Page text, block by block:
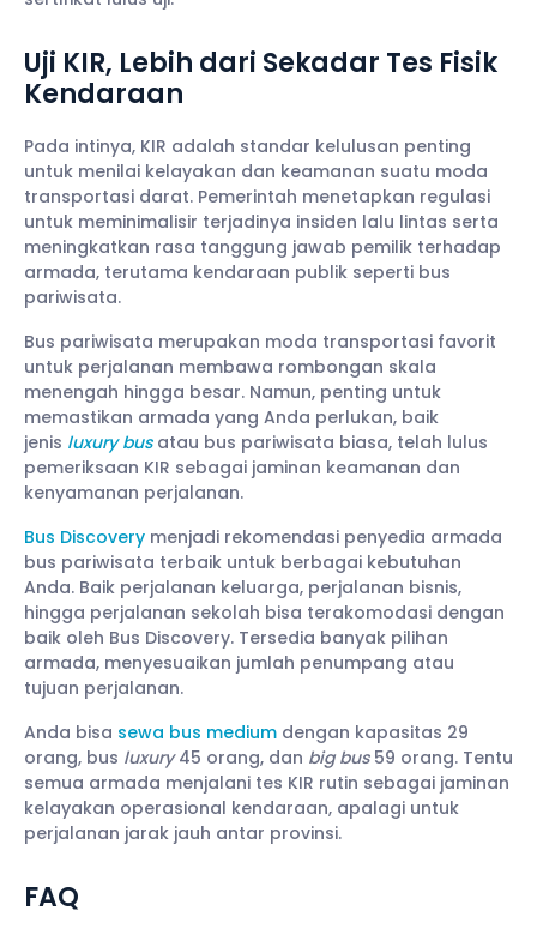
Uji KIR, Lebih dari Sekadar Tes Fisik
Kendaraan
Pada intinya, KIR adalah standar kelulusan penting
untuk menilai kelayakan dan keamanan suatu moda
transportasi darat. Pemerintah menetapkan regulasi
untuk meminimalisir terjadinya insiden lalu lintas serta
meningkatkan rasa tanggung jawab pemilik terhadap
armada, terutama kendaraan publik seperti bus
pariwisata.
Bus pariwisata merupakan moda transportasi favorit
untuk perjalanan membawa rombongan skala
menengah hingga besar. Namun, penting untuk
memastikan armada yang Anda perlukan, baik
jenis luxury busatau bus pariwisata biasa, telah lulus
pemeriksaan KIR sebagai jaminan keamanan dan
kenyamanan perjalanan.
Bus Discovery menjadi rekomendasi penyedia armada
bus pariwisata terbaik untuk berbagai kebutuhan
Anda. Baik perjalanan keluarga, perjalanan bisnis,
hingga perjalanan sekolah bisa terakomodasi dengan
baik oleh Bus Discovery. Tersedia banyak pilihan
armada, menyesuaikan jumlah penumpang atau
tujuan perjalanan.
Anda bisa sewa bus medium dengan kapasitas 29
orang, bus luxury45 orang, dan big bus 59 orang. Tentu
semua armada menjalani tes KIR rutin sebagai jaminan
kelayakan operasional kendaraan, apalagi untuk
perjalanan jarak jauh antar provinsi.
FAQ